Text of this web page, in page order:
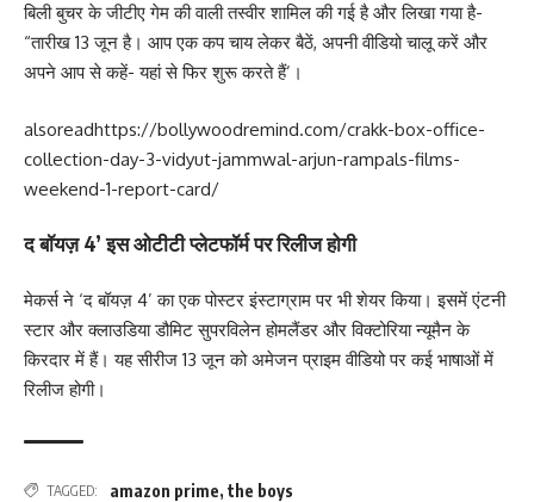
बिली बुचर के जीटीए गेम की वाली तस्वीर शामिल की गई है और लिखा गया है-
“तारीख 13 जून है। आप एक कप चाय लेकर बैठें, अपनी वीडियो चालू करें और
अपने आप से कहें- यहां से फिर शुरू करते हैं’।
alsoreadhttps://bollywoodremind.com/crakk-box-office-
collection-day-3-vidyut-jammwal-arjun-rampals-films-
weekend-1-report-card/
द बॉयज़ 4’ इस ओटीटी प्लेटफॉर्म पर रिलीज होगी
मेकर्स ने ‘द बॉयज़ 4’ का एक पोस्टर इंस्टाग्राम पर भी शेयर किया। इसमें एंटनी
स्टार और क्लाउडिया डौमिट सुपरविलेन होमलैंडर और विक्टोरिया न्यूमैन के
किरदार में हैं। यह सीरीज 13 जून को अमेजन प्राइम वीडियो पर कई भाषाओं में
रिलीज होगी।
TAGGED: amazon prime, the boys